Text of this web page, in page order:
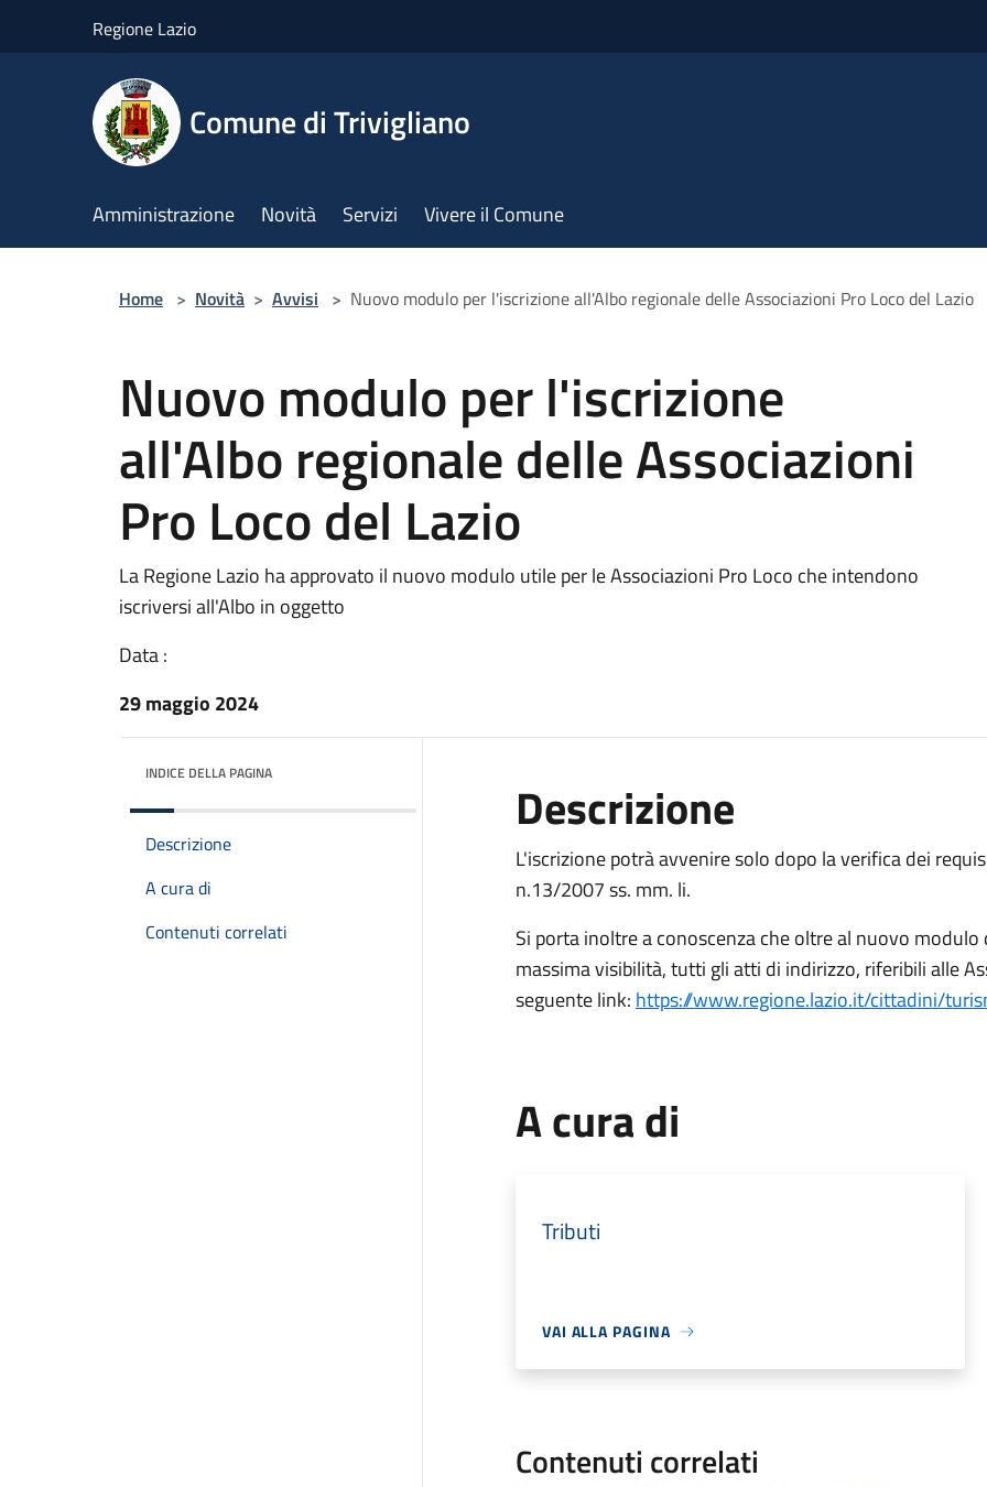
Regione Lazio
Comune di Trivigliano
Amministrazione Novità Servizi Vivere il Comune
Home > Novità > Avvisi > Nuovo modulo per l'iscrizione all'Albo regionale delle Associazioni Pro Loco del Lazio
Nuovo modulo per l'iscrizione
all'Albo regionale delle Associazioni
Pro Loco del Lazio
La Regione Lazio ha approvato il nuovo modulo utile per le Associazioni Pro Loco che intendono
iscriversi all'Albo in oggetto
Data :
29 maggio 2024
INDICE DELLA PAGINA
Descrizione
A cura di
Contenuti correlati
Descrizione
L'iscrizione potrà avvenire solo dopo la verifica dei
n.13/2007 ss. mm. li.
Si porta inoltre a conoscenza che oltre al nuovo
massima visibilità, tutti gli atti di indirizzo, riferibili alle
seguente link: https://www.regione.lazio.it/cittadini/
A cura di
Tributi
VAI ALLA PAGINA
Contenuti correlati